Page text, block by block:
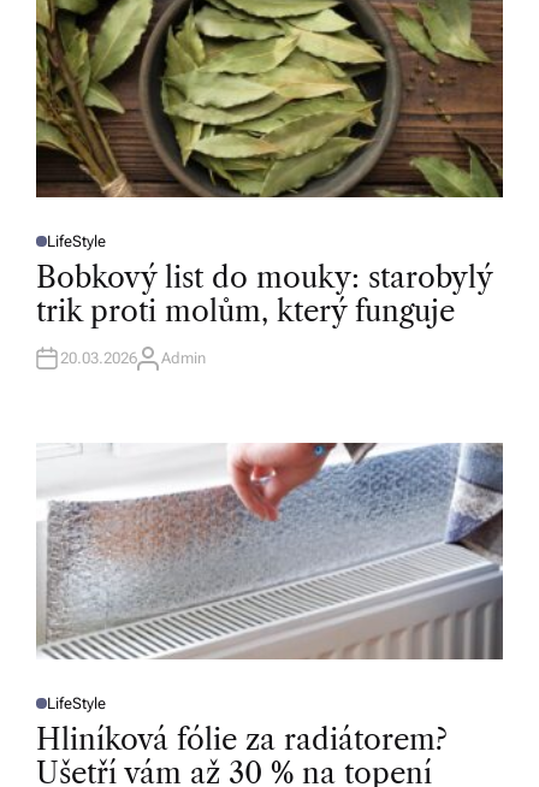
P
O
E
D
N
LifeStyle
Bobkový list do mouky: starobylý
trik proti molům, který funguje
20.03.2026A
Admin
P
O
LifeStyle
Hliníková fólie za radiátorem?
Ušetří vám až 30 % na topení